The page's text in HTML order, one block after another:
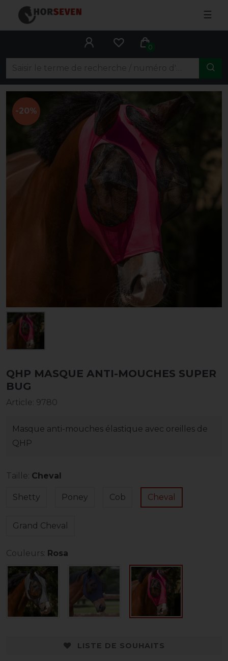
☰
0
-20%
QHP MASQUE ANTI-MOUCHES SUPER
BUG
Article: 9780
Masque anti-mouches élastique avec oreilles de
QHP
Taille: Cheval
Shetty Poney Cob Cheval
Grand Cheval
Couleurs: Rosa
LISTE DE SOUHAITS